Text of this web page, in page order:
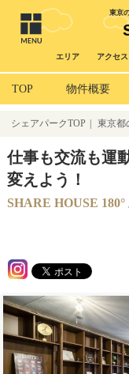
東京
エリア アクセス
TOP 物件概要
シェアパークTOP 東京都
仕事も交流も運
変えよう！
SHARE HOUSE